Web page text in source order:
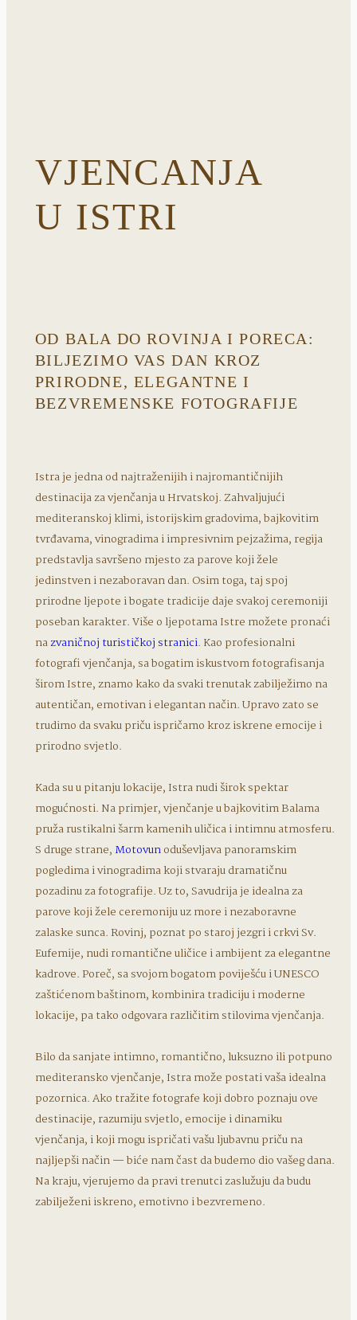
VJENCANJA
U ISTRI
OD BALA DO ROVINJA I PORECA:
BILJEZIMO VAS DAN KROZ
PRIRODNE, ELEGANTNE I
BEZVREMENSKE FOTOGRAFIJE
Istra je jedna od najtraženijih i najromantičnijih
destinacija za vjenčanja u Hrvatskoj. Zahvaljujući
mediteranskoj klimi, istorijskim gradovima, bajkovitim
tvrđavama, vinogradima i impresivnim pejzažima, regija
predstavlja savršeno mjesto za parove koji žele
jedinstven i nezaboravan dan. Osim toga, taj spoj
prirodne ljepote i bogate tradicije daje svakoj ceremoniji
poseban karakter.Više o ljepotama Istre možete pronaći
nazvaničnoj turističkoj stranici. Kao profesionalni
fotografi vjenčanja, sa bogatim iskustvom fotografisanja
širom Istre, znamo kako da svaki trenutak zabilježimo na
autentičan, emotivan i elegantan način. Upravo zato se
trudimo da svaku priču ispričamo kroz iskrene emocije i
prirodno svjetlo.
Kada su u pitanju lokacije, Istra nudi širok spektar
mogućnosti. Na primjer, vjenčanje u bajkovitim Balama
pruža rustikalni šarm kamenih uličica i intimnu atmosferu.
S druge strane, Motovunoduševljava panoramskim
pogledima i vinogradima koji stvaraju dramatičnu
pozadinu za fotografije. Uz to, Savudrija je idealna za
parove koji žele ceremoniju uz more i nezaboravne
zalaske sunca. Rovinj, poznat po staroj jezgri i crkvi Sv.
Eufemije, nudi romantične uličice i ambijent za elegantne
kadrove. Poreč, sa svojom bogatom poviješću i UNESCO
zaštićenom baštinom, kombinira tradiciju i moderne
lokacije, pa tako odgovara različitim stilovima vjenčanja.
Bilo da sanjate intimno, romantično, luksuzno ili potpuno
mediteransko vjenčanje, Istra može postati vaša idealna
pozornica. Ako tražite fotografe koji dobro poznaju ove
destinacije, razumiju svjetlo, emocije i dinamiku
vjenčanja, i koji mogu ispričati vašu ljubavnu priču na
najljepši način — biće nam čast da budemo dio vašeg dana.
Na kraju, vjerujemo da pravi trenutci zaslužuju da budu
zabilježeni iskreno, emotivno i bezvremeno.